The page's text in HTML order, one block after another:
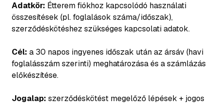
Adatkör: Étterem fiókhoz kapcsolódó használati
összesítések (pl. foglalások száma/időszak),
szerződéskötéshez szükséges kapcsolati adatok.
Cél: a 30 napos ingyenes időszak után az ársáv (havi
foglalásszám szerinti) meghatározása és a számlázás
előkészítése.
Jogalap: szerződéskötést megelőző lépések + jogos